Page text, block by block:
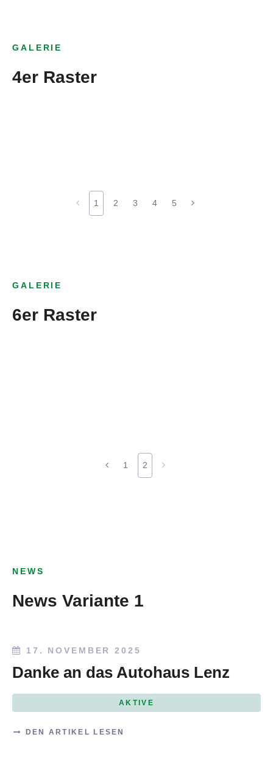
GALERIE
4er Raster
1 2 3 4 5
GALERIE
6er Raster
1 2
NEWS
News Variante 1
17. NOVEMBER 2025
Danke an das Autohaus Lenz
AKTIVE
DEN ARTIKEL LESEN